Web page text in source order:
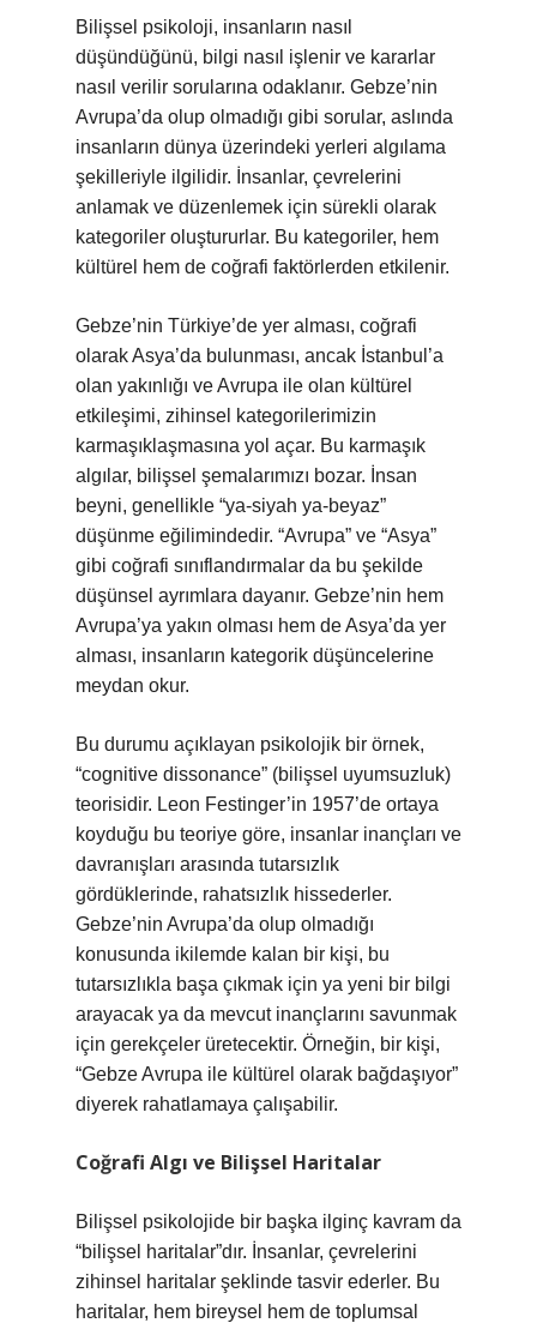
Bilişsel psikoloji, insanların nasıl
düşündüğünü, bilgi nasıl işlenir ve kararlar
nasıl verilir sorularına odaklanır. Gebze’nin
Avrupa’da olup olmadığı gibi sorular, aslında
insanların dünya üzerindeki yerleri algılama
şekilleriyle ilgilidir. İnsanlar, çevrelerini
anlamak ve düzenlemek için sürekli olarak
kategoriler oluştururlar. Bu kategoriler, hem
kültürel hem de coğrafi faktörlerden etkilenir.
Gebze’nin Türkiye’de yer alması, coğrafi
olarak Asya’da bulunması, ancak İstanbul’a
olan yakınlığı ve Avrupa ile olan kültürel
etkileşimi, zihinsel kategorilerimizin
karmaşıklaşmasına yol açar. Bu karmaşık
algılar, bilişsel şemalarımızı bozar. İnsan
beyni, genellikle “ya-siyah ya-beyaz”
düşünme eğilimindedir. “Avrupa” ve “Asya”
gibi coğrafi sınıflandırmalar da bu şekilde
düşünsel ayrımlara dayanır. Gebze’nin hem
Avrupa’ya yakın olması hem de Asya’da yer
alması, insanların kategorik düşüncelerine
meydan okur.
Bu durumu açıklayan psikolojik bir örnek,
“cognitive dissonance” (bilişsel uyumsuzluk)
teorisidir. Leon Festinger’in 1957’de ortaya
koyduğu bu teoriye göre, insanlar inançları ve
davranışları arasında tutarsızlık
gördüklerinde, rahatsızlık hissederler.
Gebze’nin Avrupa’da olup olmadığı
konusunda ikilemde kalan bir kişi, bu
tutarsızlıkla başa çıkmak için ya yeni bir bilgi
arayacak ya da mevcut inançlarını savunmak
için gerekçeler üretecektir. Örneğin, bir kişi,
“Gebze Avrupa ile kültürel olarak bağdaşıyor”
diyerek rahatlamaya çalışabilir.
Coğrafi Algı ve Bilişsel Haritalar
Bilişsel psikolojide bir başka ilginç kavram da
“bilişsel haritalar”dır. İnsanlar, çevrelerini
zihinsel haritalar şeklinde tasvir ederler. Bu
haritalar, hem bireysel hem de toplumsal